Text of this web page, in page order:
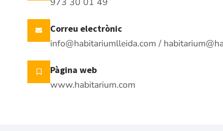
Correu electrònic
info@habitariumlleida.com /
Pàgina web
www.habitarium.com